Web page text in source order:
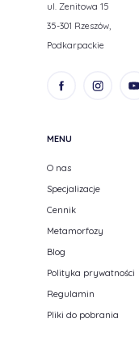
ul. Zenitowa 15
35-301 Rzeszów,
Podkarpackie
MENU
O nas
Specjalizacje
Cennik
Metamorfozy
Blog
Polityka prywatności
Regulamin
Pliki do pobrania